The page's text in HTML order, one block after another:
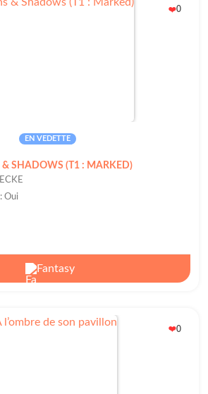
❤️0
EN VEDETTE
& SHADOWS (T1 : MARKED)
Oui
Fantasy
❤️0